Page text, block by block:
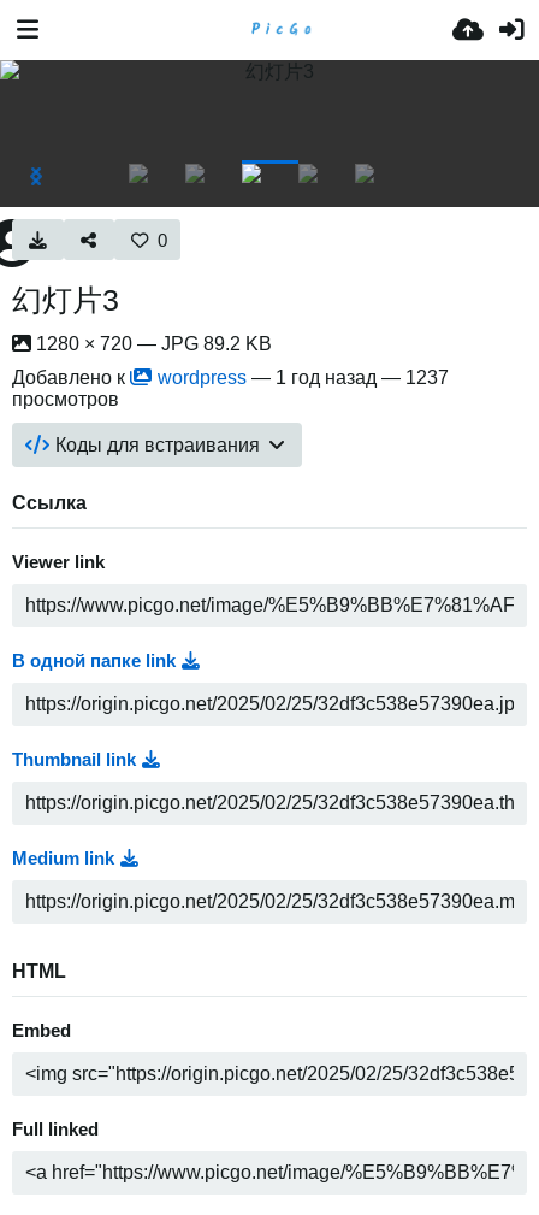
0
幻灯片3
1280 × 720 — JPG 89.2 KB
Добавлено к
wordpress — 1 год назад — 1237
просмотров
Коды для встраивания
Ссылка
Viewer link
В одной папке link
Thumbnail link
Medium link
HTML
Embed
Full linked